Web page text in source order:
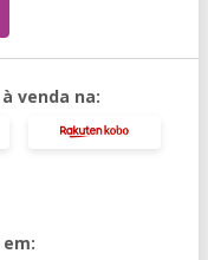
venda na: